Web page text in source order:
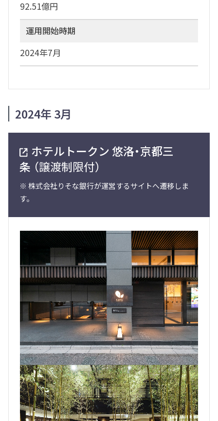
92.51億円
運用開始時期
2024年7月
2024年 3月
ホテルトークン 悠洛・京都三
条 （譲渡制限付）
※ 株式会社りそな銀行が運営するサイトへ遷移しま
す。